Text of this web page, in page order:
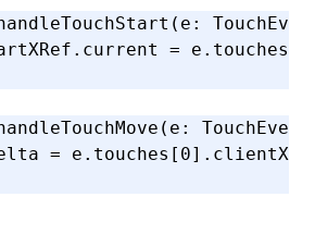
(e :
.current = e .touches[
(e : TouchEvent
= e .touches[ 0].clientX